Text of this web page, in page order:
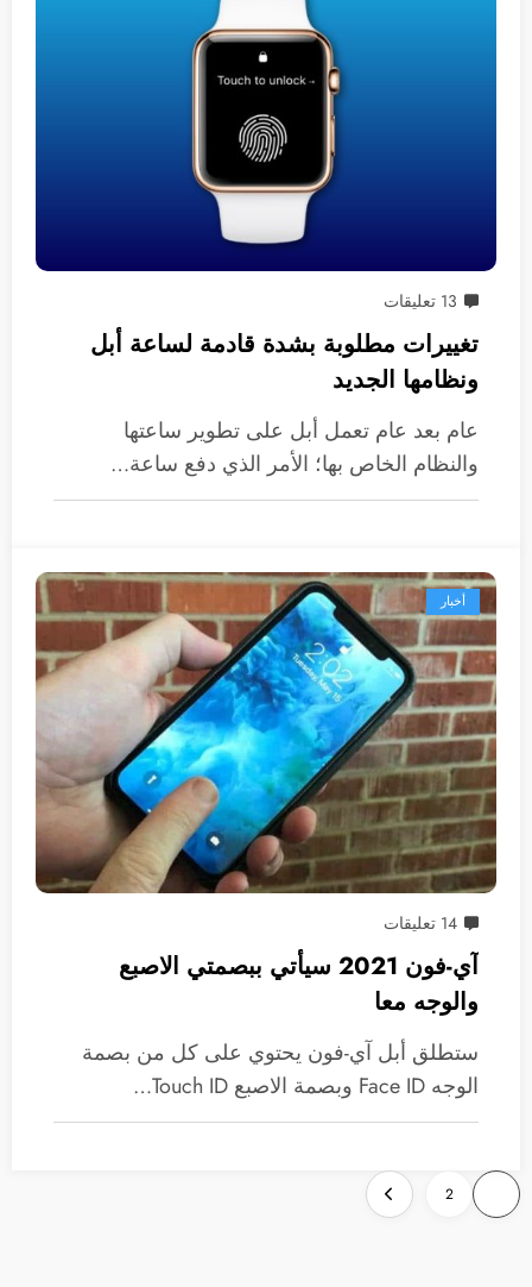
13 تعليقات
تغييرات مطلوبة بشدة قادمة لساعة أبل
ونظامها الجديد
عام بعد عام تعمل أبل على تطوير ساعتها
والنظام الخاص بها؛ الأمر الذي دفع ساعة…
أخبار
14 تعليقات
آي-فون 2021 سيأتي ببصمتي الاصبع
والوجه معا
ستطلق أبل آي-فون يحتوي على كل من بصمة
الوجه Face ID وبصمة الاصبع Touch ID…
تعدد
صفحات
2